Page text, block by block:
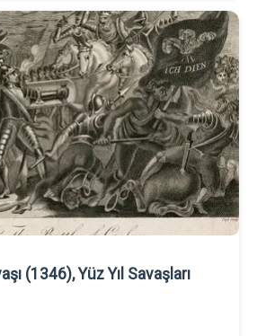
(1346), Yüz Yıl Savaşları